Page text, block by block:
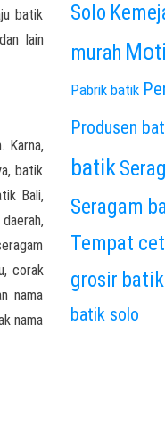
batik
lain
Karna,
batik
Bali,
corak
nama
nama
Solo
murah
Pabrik batik
Produsen
batik
Seragam
Tempat
grosir batik
batik solo